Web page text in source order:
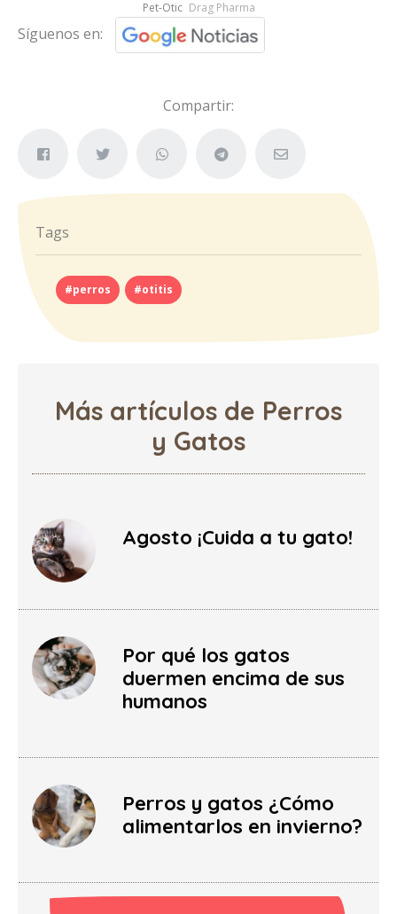
Pet-Otic Drag Pharma
Síguenos en:
Compartir:
Tags
#perros #otitis
Más artículos de Perros
y Gatos
Agosto ¡Cuida a tu gato!
Por qué los gatos
duermen encima de sus
humanos
Perros y gatos ¿Cómo
alimentarlos en invierno?